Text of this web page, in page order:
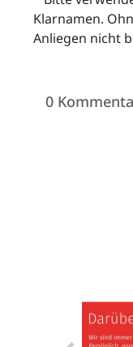
Klarnamen.
Anliegen nicht
0